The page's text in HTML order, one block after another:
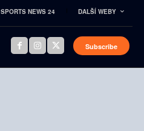
SPORTS NEWS 24 DALŠÍ WEBY
Subscribe